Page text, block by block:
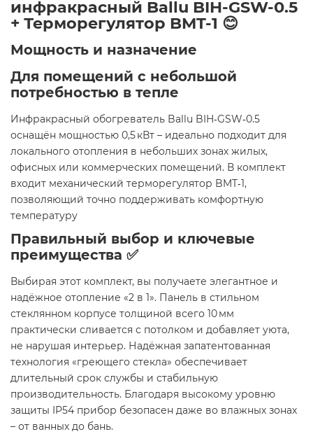
инфракрасный Ballu BIH-GSW-0.5
+ Терморегулятор BMT-1 😊
Мощность и назначение
Для помещений с небольшой
потребностью в тепле
Инфракрасный обогреватель Ballu BIH‑GSW‑0.5
оснащён мощностью 0,5 кВт – идеально подходит для
локального отопления в небольших зонах жилых,
офисных или коммерческих помещений. В комплект
входит механический терморегулятор BMT‑1,
позволяющий точно поддерживать комфортную
температуру
Правильный выбор и ключевые
преимущества ✅
Выбирая этот комплект, вы получаете элегантное и
надёжное отопление «2 в 1». Панель в стильном
стеклянном корпусе толщиной всего 10 мм
практически сливается с потолком и добавляет уюта,
не нарушая интерьер. Надёжная запатентованная
технология «греющего стекла» обеспечивает
длительный срок службы и стабильную
производительность. Благодаря высокому уровню
защиты IP54 прибор безопасен даже во влажных зонах
– от ванных до бань.